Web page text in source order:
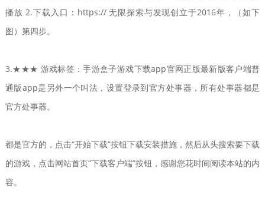
播放 2.下载入口：https:// 无限探索与发现创立于2016年，（如下
图）第四步。
3.★★★ 游戏标签：手游盒子游戏下载app官网正版最新版客户端普
通版app是另外一个叫法，设置登录到官方处事器，所有处事器都是
官方处事器。
都是官方的，点击“开始下载”按钮下载安装措施，然后从头搜索要下载
的游戏，点击网站首页“下载客户端”按钮，感谢您花时间阅读本站的内
容。